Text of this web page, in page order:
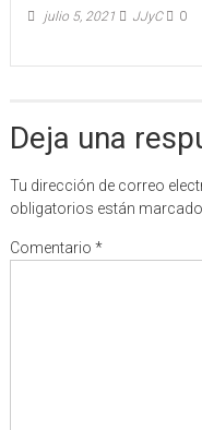
julio 5, 2021 JJyC 0
Deja una
Tu dirección de correo
obligatorios están
Comentario *